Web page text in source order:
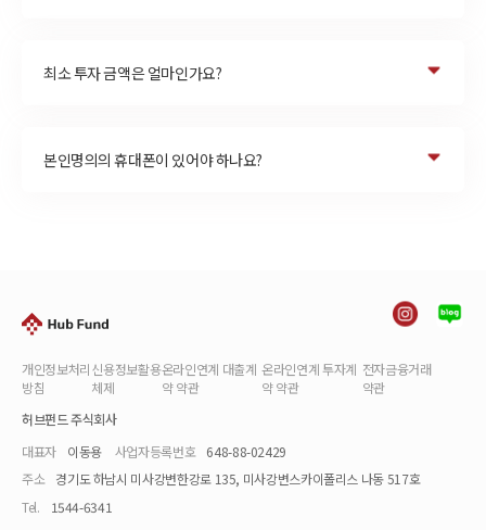
최소 투자 금액은 얼마인가요?
본인명의의 휴대폰이 있어야 하나요?
개인정보처리
방침
신용정보활용
체제
온라인연계 대출계
약 약관
온라인연계 투자계
약 약관
전자금융거래
약관
허브펀드 주식회사
대표자
이동용 사업자등록번호
648-88-02429
주소
경기도 하남시 미사강변한강로 135, 미사강변스카이폴리스 나동 517호
Tel.
1544-6341